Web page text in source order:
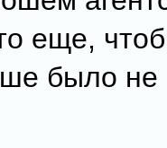
еще,
было не